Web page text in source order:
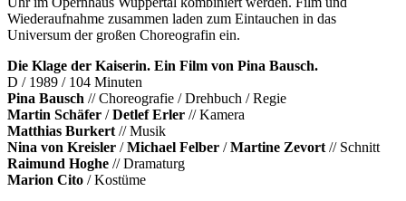
Wiederaufnahme zusammen laden zum Eintauchen in das
Universum der großen Choreografin ein.
Die Klage der Kaiserin. Ein Film von Pina Bausch.
D / 1989 / 104 Minuten
Pina Bausch // Choreografie / Drehbuch / Regie
Martin Schäfer /Detlef Erler // Kamera
Matthias Burkert // Musik
Nina von Kreisler /Michael Felber /Martine Zevort // Schnitt
Raimund Hoghe // Dramaturg
Marion Cito / Kostüme